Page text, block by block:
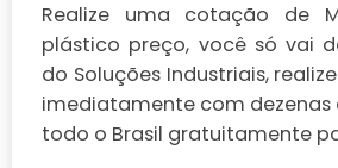
Realize uma cotação de
plástico preço, você só vai
do Soluções Industriais,
imediatamente com dezenas
todo o Brasil gratuitamente